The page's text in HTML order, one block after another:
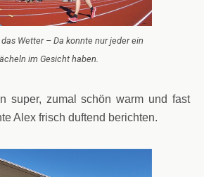
Wetter – Da konnte nur jeder ein
im Gesicht haben.
super, zumal schön warm und fast
Alex frisch duftend berichten.